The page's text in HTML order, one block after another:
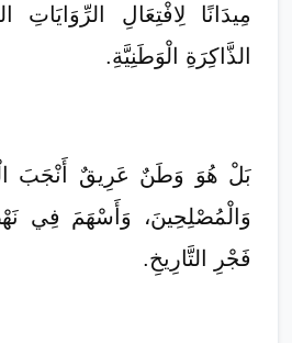
مِيدَانًا لِافْتِعَالِ الرِّوَايَاتِ
الذَّاكِرَةِ الْوَطَنِيَّةِ.
بَلْ هُوَ وَطَنٌ عَرِيقٌ أَنْجَبَ
وَالْمُصْلِحِينَ، وَأَسْهَمَ فِي
فَجْرِ التَّارِيخِ.